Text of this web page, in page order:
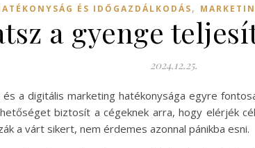
ÉS IDŐGAZDÁLKODÁS,
a gyenge
2024.12.25.
a digitális marketing hatékonysága egyre
biztosít a cégeknek arra, hogy elérjék
a várt sikert, nem érdemes azonnal pánikba esni.